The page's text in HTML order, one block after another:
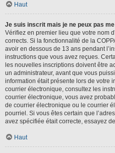
Haut
Je suis inscrit mais je ne peux pas
Vérifiez en premier lieu que votre nom
corrects. Si la fonctionnalité de la
avoir en dessous de 13 ans pendant
instructions que vous avez reçues.
les nouvelles inscriptions doivent être
un administrateur, avant que vous
information était présente lors de votre
courrier électronique, consultez les
courrier électronique, vous avez
de courrier électronique ou le courrier
pourriel. Si vous êtes certain que
avez spécifiée était correcte, essayez
Haut